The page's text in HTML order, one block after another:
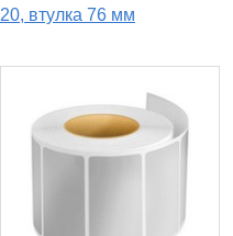
20, втулка 76 мм